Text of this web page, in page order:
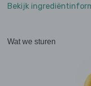
Bekijk
Wat we sturen